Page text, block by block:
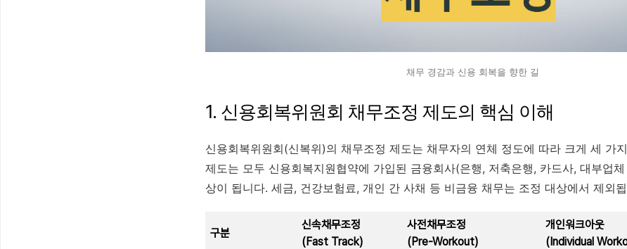
채무 경감과 신용 회복을 향한 길
1. 신용회복위원회 채무조정 제도의 핵심 이해
신용회복위원회(신복위)의 채무조정 제도는 채무자의 연체 정도에 따라 크게 세 가
제도는 모두 신용회복지원협약에 가입된 금융회사(은행, 저축은행, 카드사, 대부업
상이 됩니다. 세금, 건강보험료, 개인 간 사채 등 비금융 채무는 조정 대상에서 제외
구분
신속채무조정
(Fast Track)
사전채무조정
(Pre-Workout)
개인워크아웃
(Individual